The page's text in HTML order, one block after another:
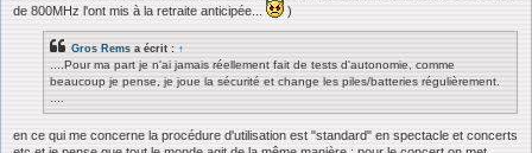
de 800MHz l'ont mis à la retraite anticipée...
)
Gros Rems a écrit : ↑
....Pour ma part je n'ai jamais réellement fait de tests d'autonomie, comme
beaucoup je pense, je joue la sécurité et change les piles/batteries régulièrement.
en ce qui me concerne la procédure d'utilisation est "standard" en spectacle et concerts